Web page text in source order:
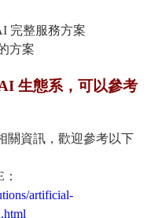
完整服務方案
方案
生態系，可以參考
關資訊，歡迎參考以下
artificial-